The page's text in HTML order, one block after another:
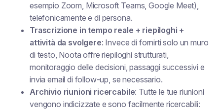
esempio Zoom, Microsoft Teams, Google Meet),
telefonicamente e di persona.
Trascrizione in tempo reale + riepiloghi +
attività da svolgere: Invece di fornirti solo un muro
di testo, Noota offre riepiloghi strutturati,
monitoraggio delle decisioni, passaggi successivi e
invia email di follow-up, se necessario.
Archivio riunioni ricercabile: Tutte le tue riunioni
vengono indicizzate e sono facilmente ricercabili: